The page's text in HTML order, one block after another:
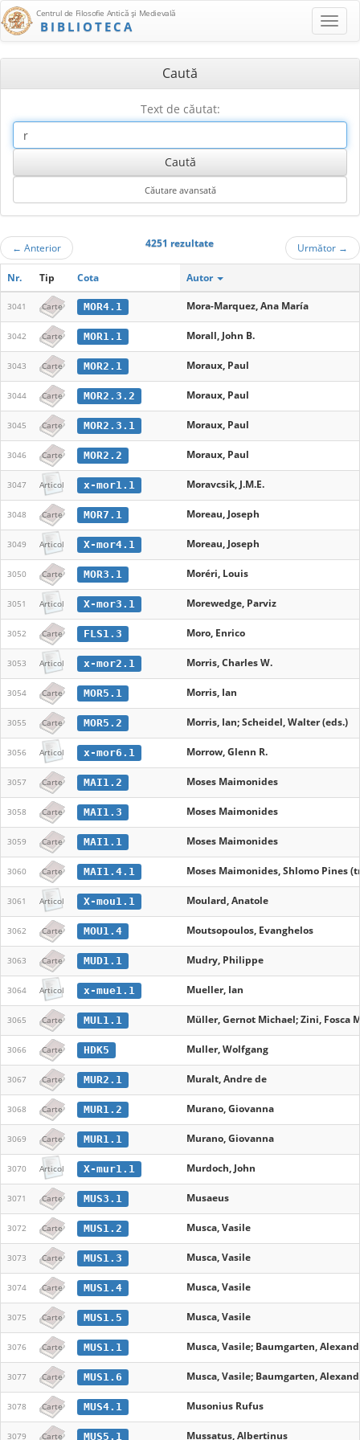
Centrul de Filosofie Antică şi Medievală
BIBLIOTECA
Caută
Text de căutat:
← Anterior 4251 rezultate Următor →
Nr. Tip Cota Autor
3041 Carte MOR4.1 Mora-Marquez, Ana María
3042 Carte MOR1.1 Morall, John B.
3043 Carte MOR2.1 Moraux, Paul
3044 Carte MOR2.3.2 Moraux, Paul
3045 Carte MOR2.3.1 Moraux, Paul
3046 Carte MOR2.2 Moraux, Paul
3047 Articol x-mor1.1 Moravcsik, J.M.E.
3048 Carte MOR7.1 Moreau, Joseph
3049 Articol X-mor4.1 Moreau, Joseph
3050 Carte MOR3.1 Moréri, Louis
3051 Articol X-mor3.1 Morewedge, Parviz
3052 Carte FLS1.3 Moro, Enrico
3053 Articol x-mor2.1 Morris, Charles W.
3054 Carte MOR5.1 Morris, Ian
3055 Carte MOR5.2 Morris, Ian; Scheidel, Walter (eds.)
3056 Articol x-mor6.1 Morrow, Glenn R.
3057 Carte MAI1.2 Moses Maimonides
3058 Carte MAI1.3 Moses Maimonides
3059 Carte MAI1.1 Moses Maimonides
3060 Carte MAI1.4.1 Moses Maimonides, Shlomo Pines
3061 Articol X-mou1.1 Moulard, Anatole
3062 Carte MOU1.4 Moutsopoulos, Evanghelos
3063 Carte MUD1.1 Mudry, Philippe
3064 Articol x-mue1.1 Mueller, Ian
3065 Carte MUL1.1 Müller, Gernot Michael; Zini, Fosca
3066 Carte HDK5 Muller, Wolfgang
3067 Carte MUR2.1 Muralt, Andre de
3068 Carte MUR1.2 Murano, Giovanna
3069 Carte MUR1.1 Murano, Giovanna
3070 Articol X-mur1.1 Murdoch, John
3071 Carte MUS3.1 Musaeus
3072 Carte MUS1.2 Musca, Vasile
3073 Carte MUS1.3 Musca, Vasile
3074 Carte MUS1.4 Musca, Vasile
3075 Carte MUS1.5 Musca, Vasile
3076 Carte MUS1.1 Musca, Vasile; Baumgarten,
3077 Carte MUS1.6 Musca, Vasile; Baumgarten,
3078 Carte MUS4.1 Musonius Rufus
3079 Carte MUS5.1 Mussatus, Albertinus